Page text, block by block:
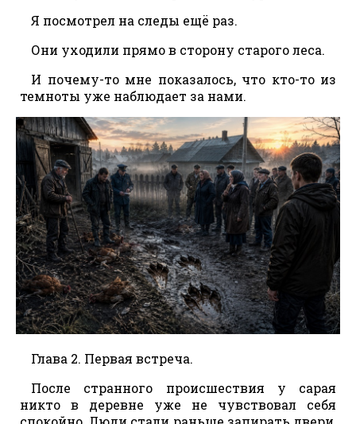
Я посмотрел на следы ещё раз.
Они уходили прямо в сторону старого леса.
И почему-то мне показалось, что кто-то из
темноты уже наблюдает за нами.
Глава 2. Первая встреча.
После странного происшествия у сарая
никто в деревне уже не чувствовал себя